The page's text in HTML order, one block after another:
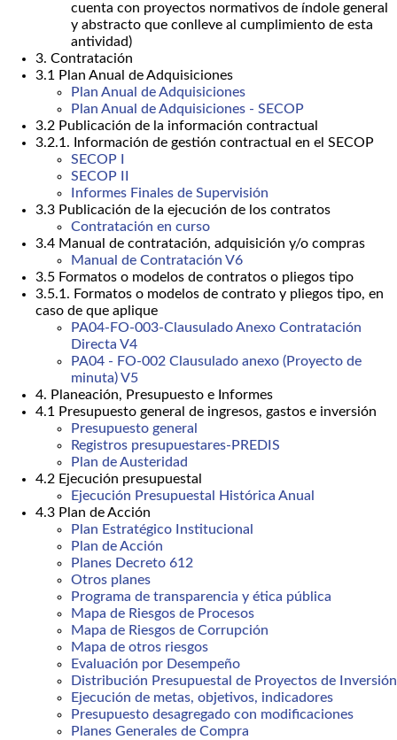
cuenta con proyectos normativos de índole general
y abstracto que conlleve al cumplimiento de esta
antividad)
3. Contratación
3.1 Plan Anual de Adquisiciones
Plan Anual de Adquisiciones
Plan Anual de Adquisiciones - SECOP
3.2 Publicación de la información contractual
3.2.1. Información de gestión contractual en el SECOP
SECOP I
SECOP II
Informes Finales de Supervisión
3.3 Publicación de la ejecución de los contratos
Contratación en curso
3.4 Manual de contratación, adquisición y/o compras
Manual de Contratación V6
3.5 Formatos o modelos de contratos o pliegos tipo
3.5.1. Formatos o modelos de contrato y pliegos tipo, en
caso de que aplique
PA04-FO-003-Clausulado Anexo Contratación
Directa V4
PA04 - FO-002 Clausulado anexo (Proyecto de
minuta) V5
4. Planeación, Presupuesto e Informes
4.1 Presupuesto general de ingresos, gastos e inversión
Presupuesto general
Registros presupuestares-PREDIS
Plan de Austeridad
4.2 Ejecución presupuestal
Ejecución Presupuestal Histórica Anual
4.3 Plan de Acción
Plan Estratégico Institucional
Plan de Acción
Planes Decreto 612
Otros planes
Programa de transparencia y ética pública
Mapa de Riesgos de Procesos
Mapa de Riesgos de Corrupción
Mapa de otros riesgos
Evaluación por Desempeño
Distribución Presupuestal de Proyectos de Inversión
Ejecución de metas, objetivos, indicadores
Presupuesto desagregado con modificaciones
Planes Generales de Compra